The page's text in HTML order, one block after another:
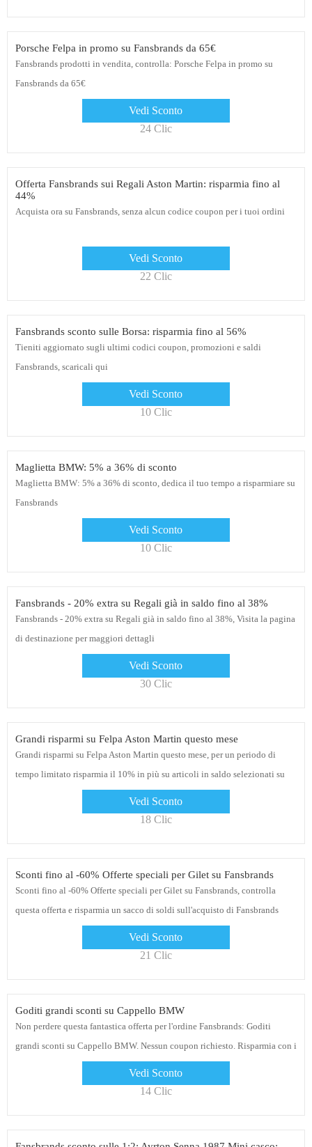
Porsche Felpa in promo su Fansbrands da 65€
Fansbrands prodotti in vendita, controlla: Porsche Felpa in promo su
Fansbrands da 65€
Vedi Sconto
24 Clic
Offerta Fansbrands sui Regali Aston Martin: risparmia fino al
44%
Acquista ora su Fansbrands, senza alcun codice coupon per i tuoi ordini
Vedi Sconto
22 Clic
Fansbrands sconto sulle Borsa: risparmia fino al 56%
Tieniti aggiornato sugli ultimi codici coupon, promozioni e saldi
Fansbrands, scaricali qui
Vedi Sconto
10 Clic
Maglietta BMW: 5% a 36% di sconto
Maglietta BMW: 5% a 36% di sconto, dedica il tuo tempo a risparmiare su
Fansbrands
Vedi Sconto
10 Clic
Fansbrands - 20% extra su Regali già in saldo fino al 38%
Fansbrands - 20% extra su Regali già in saldo fino al 38%, Visita la pagina
di destinazione per maggiori dettagli
Vedi Sconto
30 Clic
Grandi risparmi su Felpa Aston Martin questo mese
Grandi risparmi su Felpa Aston Martin questo mese, per un periodo di
tempo limitato risparmia il 10% in più su articoli in saldo selezionati su
Vedi Sconto
18 Clic
Sconti fino al -60% Offerte speciali per Gilet su Fansbrands
Sconti fino al -60% Offerte speciali per Gilet su Fansbrands, controlla
questa offerta e risparmia un sacco di soldi sull'acquisto di Fansbrands
Vedi Sconto
21 Clic
Goditi grandi sconti su Cappello BMW
Non perdere questa fantastica offerta per l'ordine Fansbrands: Goditi
grandi sconti su Cappello BMW. Nessun coupon richiesto. Risparmia con i
Vedi Sconto
14 Clic